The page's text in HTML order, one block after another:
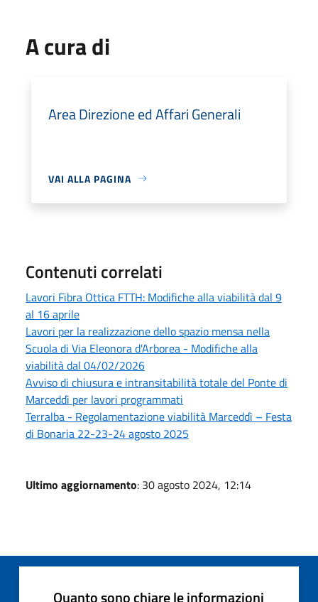
A cura di
Area Direzione ed Affari Generali
VAI ALLA PAGINA
Contenuti correlati
Lavori Fibra Ottica FTTH: Modifiche alla viabilità dal 9
al 16 aprile
Lavori per la realizzazione dello spazio mensa nella
Scuola di Via Eleonora d'Arborea - Modifiche alla
viabilità dal 04/02/2026
Avviso di chiusura e intransitabilità totale del Ponte di
Marceddì per lavori programmati
Terralba - Regolamentazione viabilità Marceddì – Festa
di Bonaria 22-23-24 agosto 2025
Ultimo aggiornamento: 30 agosto 2024, 12:14
Quanto sono chiare le informazioni